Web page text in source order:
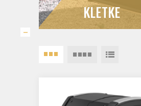
KLETKE